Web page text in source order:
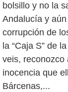
bolsillo y no la
Andalucía y
corrupción de
la “Caja S” de
veis, reconozco
inocencia que
Bárcenas,...